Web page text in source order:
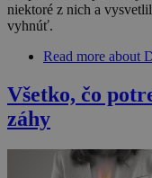
niektoré z nich a
vyhnúť.
Read more about
Všetko, čo
záhy